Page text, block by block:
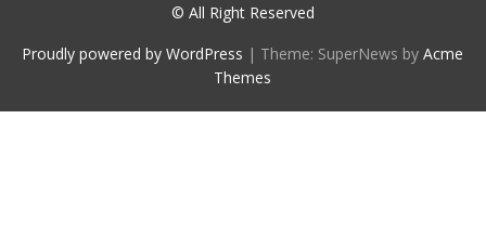
© All Right Reserved
Proudly powered by WordPress | Theme: SuperNews byAcme
Themes